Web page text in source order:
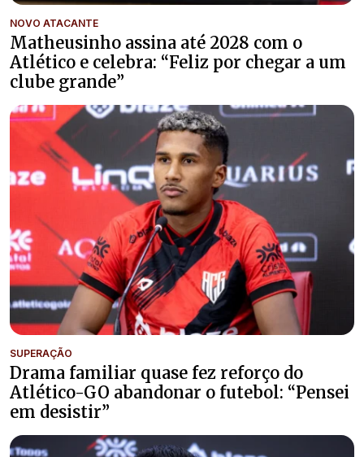
NOVO ATACANTE
Matheusinho assina até 2028 com o
Atlético e celebra: “Feliz por chegar a um
clube grande”
SUPERAÇÃO
Drama familiar quase fez reforço do
Atlético-GO abandonar o futebol: “Pensei
em desistir”